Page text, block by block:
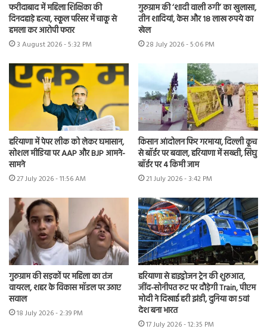
फरीदाबाद में महिला शिक्षिका की
दिनदहाड़े हत्या, स्कूल परिसर में चाकू से
हमला कर आरोपी फरार
3 August 2026 - 5:32 PM
गुरुग्राम की ‘शादी वाली ठगी’ का खुलासा,
तीन शादियां, केस और 18 लाख रुपये का
खेल
28 July 2026 - 5:06 PM
हरियाणा में पेपर लीक को लेकर घमासान,
सोशल मीडिया पर AAP और BJP आमने-
सामने
27 July 2026 - 11:56 AM
किसान आंदोलन फिर गरमाया, दिल्ली कूच
से बॉर्डर पर बवाल, हरियाणा में सख्ती, सिंघु
बॉर्डर पर 4 किमी जाम
21 July 2026 - 3:42 PM
गुरुग्राम की सड़कों पर महिला का तंज
वायरल, शहर के विकास मॉडल पर उठाए
सवाल
18 July 2026 - 2:39 PM
हरियाणा से हाइड्रोजन ट्रेन की शुरुआत,
जींद-सोनीपत रुट पर दौड़ेगी Train, पीएम
मोदी ने दिखाई हरी झंडी, दुनिया का 5वां
देश बना भारत
17 July 2026 - 12:35 PM